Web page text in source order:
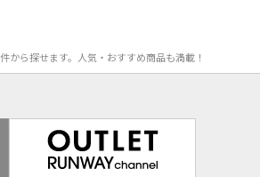
ら探せます。人気・おすすめ商品も満載！